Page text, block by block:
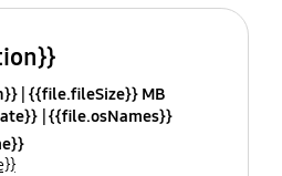
{{file.fileSize}} MB
{{file.osNames}}